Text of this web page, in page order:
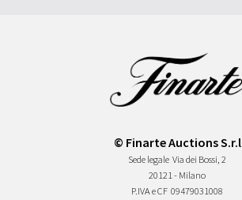
© Finarte Auctions S.r.l
Sede legale Via dei Bossi, 2
20121 - Milano
P.IVA e CF 09479031008